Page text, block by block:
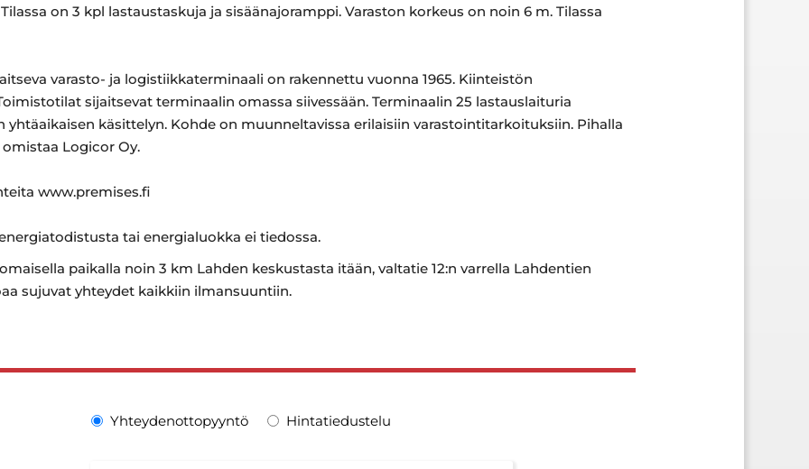
on 3 kpl lastaustaskuja ja sisäänajoramppi. Varaston korkeus on noin 6 m. Tilassa
varasto- ja logistiikkaterminaali on rakennettu vuonna 1965. Kiinteistön
sijaitsevat terminaalin omassa siivessään. Terminaalin 25 lastauslaituria
yhtäaikaisen käsittelyn. Kohde on muunneltavissa erilaisiin varastointitarkoituksiin. Pihalla
Logicor Oy.
www.premises.fi
tai energialuokka ei tiedossa.
paikalla noin 3 km Lahden keskustasta itään, valtatie 12:n varrella Lahdentien
sujuvat yhteydet kaikkiin ilmansuuntiin.
Yhteydenottopyyntö Hintatiedustelu